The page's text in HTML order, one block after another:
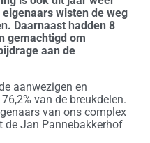
wisten de weg
Daarnaast hadden 8
gemachtigd om
aan de
aanwezigen en
van de breukdelen.
van ons complex
de Jan Pannebakkerhof